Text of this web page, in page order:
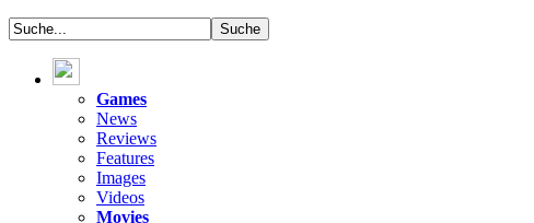
Games
News
Reviews
Features
Images
Videos
Movies